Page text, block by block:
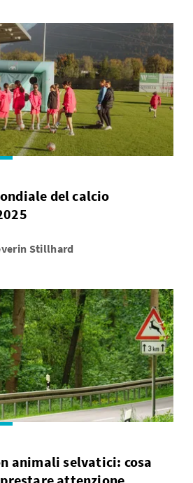
del calcio
Stillhard
animali selvatici: cosa